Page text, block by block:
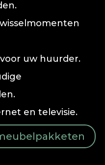
uw huurder.
en televisie.